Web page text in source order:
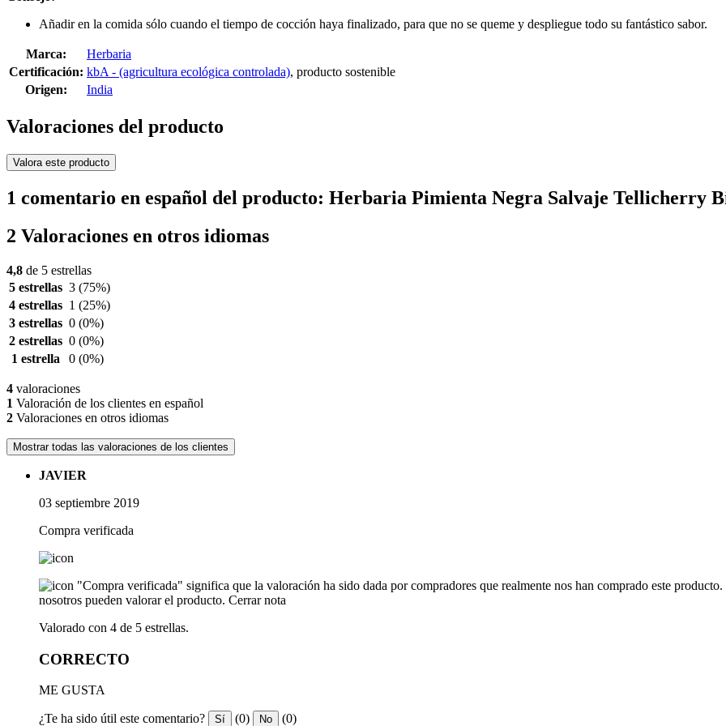
Añadir en la comida sólo cuando el tiempo de cocción haya finalizado, para que no se queme y despliegue todo su fantástico sabor.
Marca:
Herbaria
Certificación: kbA - (agricultura ecológica controlada), producto sostenible
Origen:
India
Valoraciones del producto
Valora este producto
1 comentario en español del producto: Herbaria Pimienta Negra Salvaje Tellicherry
2 Valoraciones en otros idiomas
4,8 de 5 estrellas
5 estrellas 3 (75%)
4 estrellas 1 (25%)
3 estrellas 0 (0%)
2 estrellas 0 (0%)
1 estrella
0 (0%)
4 valoraciones
1 Valoración de los clientes en español
2 Valoraciones en otros idiomas
Mostrar todas las valoraciones de los clientes
JAVIER
03 septiembre 2019
Compra verificada
"Compra verificada" significa que la valoración ha sido dada por compradores que realmente nos han comprado este
nosotros pueden valorar el producto. Cerrar nota
Valorado con 4 de 5 estrellas.
CORRECTO
ME GUSTA
¿Te ha sido útil este comentario? Sí (0) No (0)